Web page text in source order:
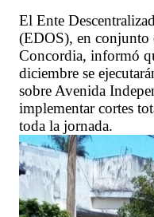
El Ente
(EDOS), en
Concordia, informó
diciembre se
sobre Avenida
implementar cortes
toda la jornada.